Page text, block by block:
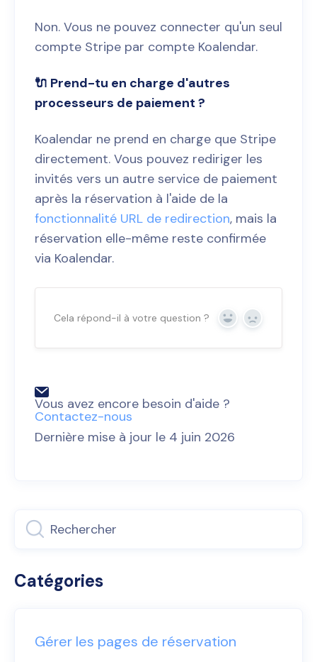
Non. Vous ne pouvez connecter qu'un seul
compte Stripe par compte Koalendar.
🔌 Prend-tu en charge d'autres
processeurs de paiement ?
Koalendar ne prend en charge que Stripe
directement. Vous pouvez rediriger les
invités vers un autre service de paiement
après la réservation à l'aide de la
fonctionnalité URL de redirection, mais la
réservation elle-même reste confirmée
via Koalendar.
Cela répond-il à votre question ? Oui Non
Vous avez encore besoin d'aide ?
Contactez-nous
Dernière mise à jour le 4 juin 2026
Catégories
Gérer les pages de réservation